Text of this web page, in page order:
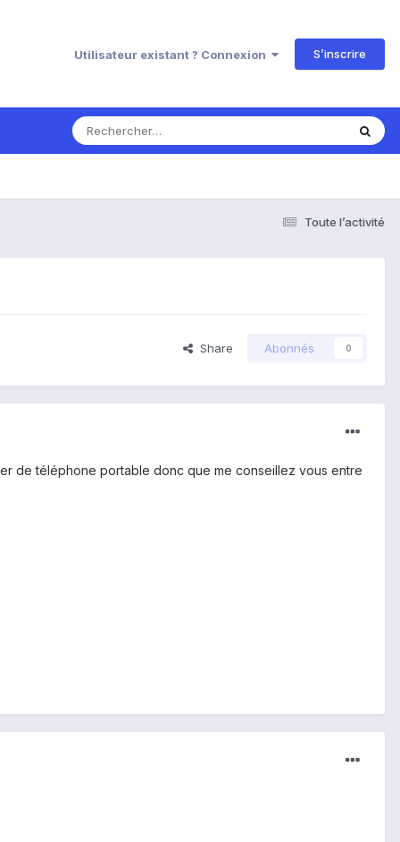
Utilisateur existant ? Connexion S’inscrire
Toute l’activité
Share Abonnés 0
de téléphone portable donc que me conseillez vous entre